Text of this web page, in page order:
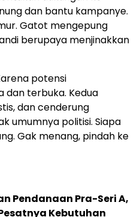
dan bantu kampanye.
Gatot mengepung
berupaya menjinakkan
potensi
dan terbuka. Kedua
dan cenderung
umumnya politisi. Siapa
Gak menang, pindah ke
Pendanaan Pra-Seri A,
Kebutuhan